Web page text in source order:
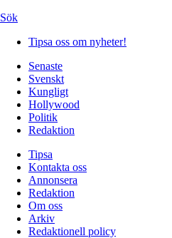
Sök
Tipsa oss om nyheter!
Senaste
Svenskt
Kungligt
Hollywood
Politik
Redaktion
Tipsa
Kontakta oss
Annonsera
Redaktion
Om oss
Arkiv
Redaktionell policy